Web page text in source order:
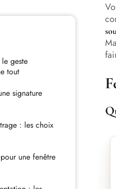
geste
tout
signature
: les choix
une fenêtre